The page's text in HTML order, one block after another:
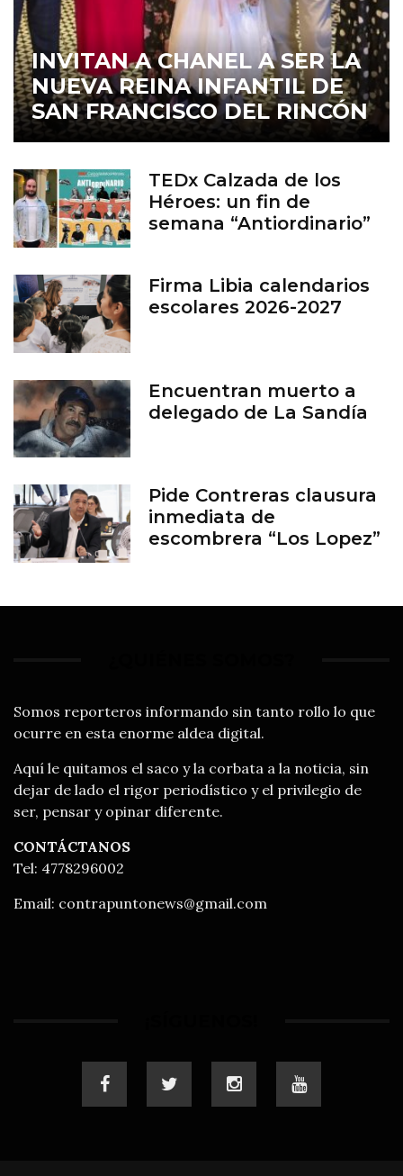
INVITAN A CHANEL A SER LA
NUEVA REINA INFANTIL DE
SAN FRANCISCO DEL RINCÓN
TEDx Calzada de los
Héroes: un fin de
semana “Antiordinario”
Firma Libia calendarios
escolares 2026-2027
Encuentran muerto a
delegado de La Sandía
Pide Contreras clausura
inmediata de
escombrera “Los Lopez”
Somos reporteros informando sin tanto rollo lo que
ocurre en esta enorme aldea digital.
Aquí le quitamos el saco y la corbata a la noticia, sin
dejar de lado el rigor periodístico y el privilegio de
ser, pensar y opinar diferente.
CONTÁCTANOS
Tel: 4778296002
Email: contrapuntonews@gmail.com